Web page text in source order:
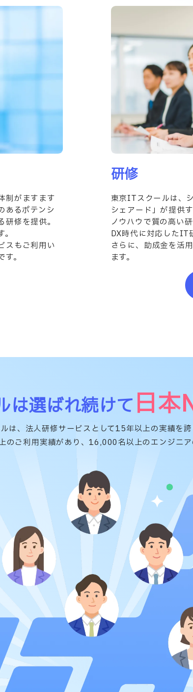
制がますます
あるポテンシ
修を提供。
スもご利用い
。
研修
東京ITスクールは、
シェアード」が提供
ノウハウで質の高い
DX時代に対応したIT
さらに、助成金を活
ます。
は選ばれ続けて日本
は、法人研修サービスとして15年以上の実績を誇
ご利用実績があり、16,000名以上のエンジニア